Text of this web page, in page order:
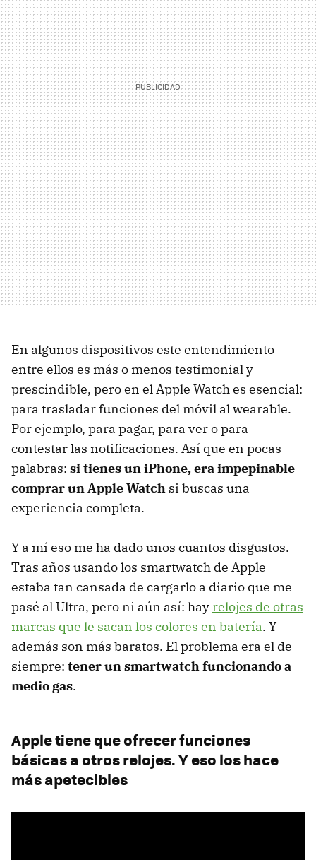
En algunos dispositivos este entendimiento
entre ellos es más o menos testimonial y
prescindible, pero en el Apple Watch es esencial:
para trasladar funciones del móvil al wearable.
Por ejemplo, para pagar, para ver o para
contestar las notificaciones. Así que en pocas
palabras: si tienes un iPhone, era impepinable
comprar un Apple Watch si buscas una
experiencia completa.
Y a mí eso me ha dado unos cuantos disgustos.
Tras años usando los smartwatch de Apple
estaba tan cansada de cargarlo a diario que me
pasé al Ultra, pero ni aún así: hay relojes de otras
marcas que le sacan los colores en batería. Y
además son más baratos. El problema era el de
siempre: tener un smartwatch funcionando a
medio gas.
Apple tiene que ofrecer funciones
básicas a otros relojes. Y eso los hace
más apetecibles